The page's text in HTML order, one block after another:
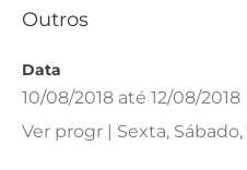
Outros
Data
10/08/2018 até 12/08/2018
Ver progr | Sexta,